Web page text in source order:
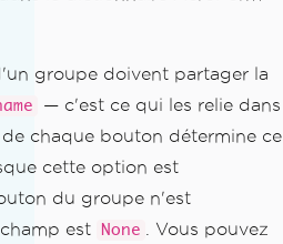
groupe doivent partager la
— c'est ce qui les relie dans
de chaque bouton détermine ce
cette option est
du groupe n'est
est
None
. Vous pouvez